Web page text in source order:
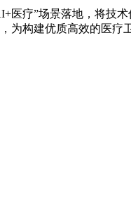
疗”场景落地，将技
构建优质高效的医疗